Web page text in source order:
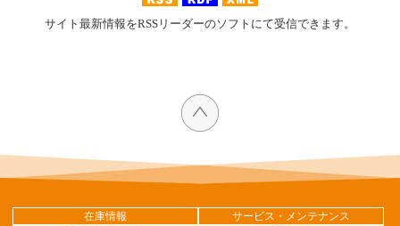
サイト最新情報をRSSリーダーのソフトにて受信できます。
在庫情報
サービス・メンテナンス